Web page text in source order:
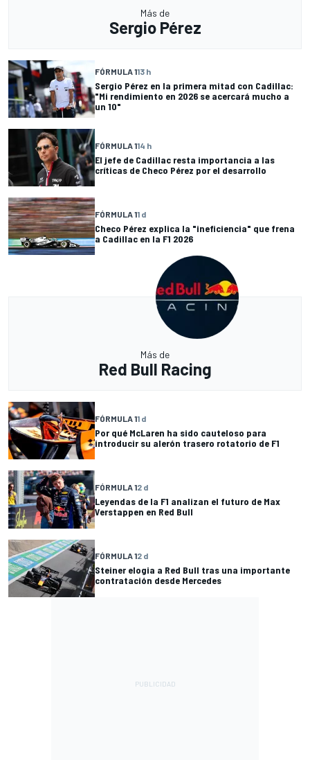
Más de
Sergio Pérez
FÓRMULA 113 h
Sergio Pérez en la primera mitad con Cadillac:
"Mi rendimiento en 2026 se acercará mucho a
un 10"
FÓRMULA 114 h
El jefe de Cadillac resta importancia a las
críticas de Checo Pérez por el desarrollo
FÓRMULA 11 d
Checo Pérez explica la "ineficiencia" que frena
a Cadillac en la F1 2026
Más de
Red Bull Racing
FÓRMULA 11 d
Por qué McLaren ha sido cauteloso para
introducir su alerón trasero rotatorio de F1
FÓRMULA 12 d
Leyendas de la F1 analizan el futuro de Max
Verstappen en Red Bull
FÓRMULA 12 d
Steiner elogia a Red Bull tras una importante
contratación desde Mercedes